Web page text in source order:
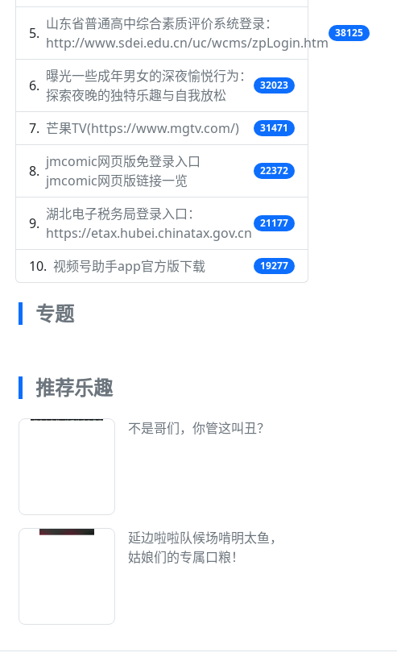
山东省普通高中综合素质评价系统登录：
http://www.sdei.edu.cn/uc/wcms/zpLogin.htm
38125
曝光一些成年男女的深夜愉悦行为：
探索夜晚的独特乐趣与自我放松
32023
芒果TV(https://www.mgtv.com/) 31471
jmcomic网页版免登录入口
jmcomic网页版链接一览
22372
湖北电子税务局登录入口：
https://etax.hubei.chinatax.gov.cn
21177
视频号助手app官方版下载 19277
专题
推荐乐趣
不是哥们，你管这叫丑？
延边啦啦队候场啃明太鱼，
姑娘们的专属口粮！